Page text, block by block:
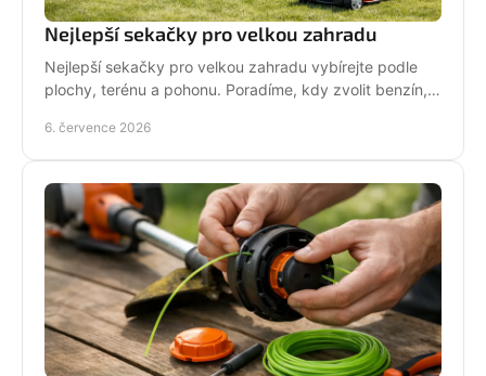
Nejlepší sekačky pro velkou zahradu
Nejlepší sekačky pro velkou zahradu vybírejte podle
plochy, terénu a pohonu. Poradíme, kdy zvolit benzín,
6. července 2026